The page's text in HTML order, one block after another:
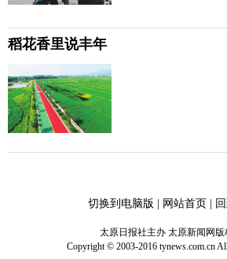
稻花香里说丰年
切换到电脑版 | 网站首页|
太原日报社主办 太原新闻网版
Copyright © 2003-2016 tynews.com.cn